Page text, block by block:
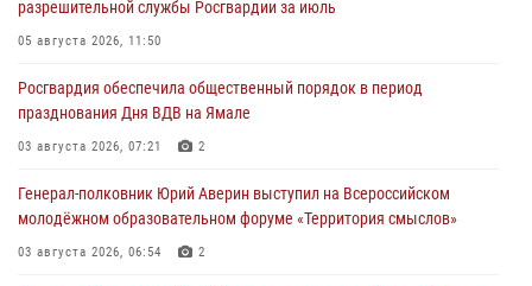
разрешительной службы Росгвардии за июль
05 августа 2026, 11:50
Росгвардия обеспечила общественный порядок в период
празднования Дня ВДВ на Ямале
03 августа 2026, 07:21 2
Генерал-полковник Юрий Аверин выступил на Всероссийском
молодёжном образовательном форуме «Территория смыслов»
03 августа 2026, 06:54 2